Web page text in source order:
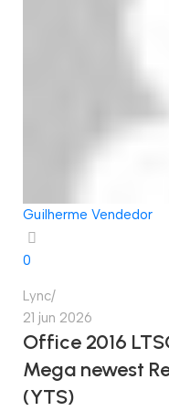
Guilherme Vendedor
0
Lync
21 jun 2026
Office 2016
Mega newest
(YTS)